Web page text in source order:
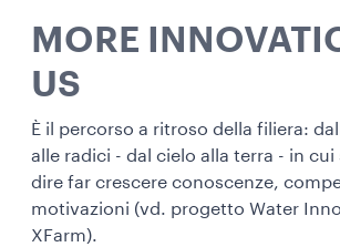
MORE
US
È il percorso a ritroso della filiera:
alle radici - dal cielo alla terra - in cui
dire far crescere conoscenze,
motivazioni (vd. progetto Water
XFarm).